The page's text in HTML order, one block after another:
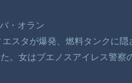
・オラン
スタが爆発、燃料タンクに隠
。女はブエノスアイレス警察